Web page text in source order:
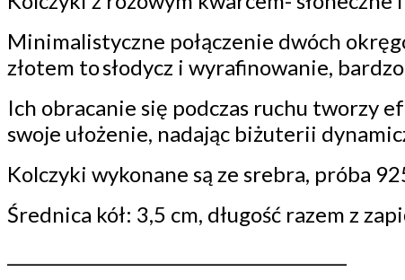
Minimalistyczne połączenie dwóch
złotem tosłodycz i wyrafinowanie,
Ich obracanie się podczas ruchu tworzy
swoje ułożenie, nadając biżuterii
Kolczyki wykonane są ze srebra, próba
Średnica kół: 3,5 cm, długość razem z